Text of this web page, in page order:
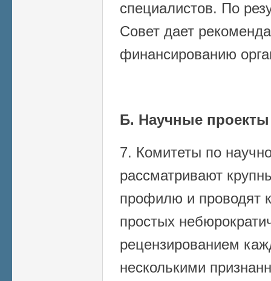
специалистов. По
Совет дает
финансированию
Б. Научные проекты
7. Комитеты по
рассматривают
профилю и проводят
простых
рецензированием
несколькими